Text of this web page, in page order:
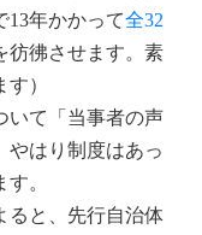
13年かかって全32
彷彿させます。素
）
て「当事者の声
やはり制度はあっ
。
と、先行自治体